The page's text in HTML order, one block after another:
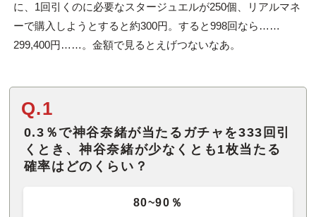
に、1回引くのに必要なスタージュエルが250個、リアルマネ
ーで購入しようとすると約300円。すると998回なら……
299,400円……。金額で見るとえげつないなあ。
Q.1
0.3％で神谷奈緒が当たるガチャを333回引
くとき、神谷奈緒が少なくとも1枚当たる
確率はどのくらい？
80~90％